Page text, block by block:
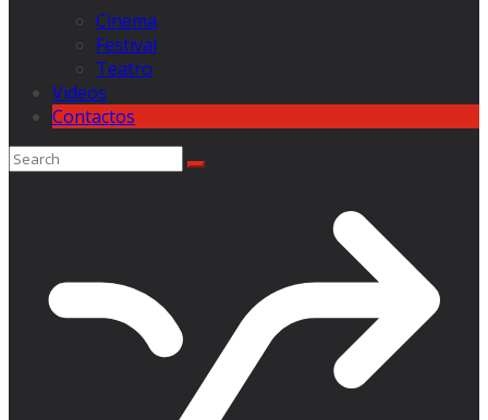
Cinema
Festival
Teatro
Videos
Contactos